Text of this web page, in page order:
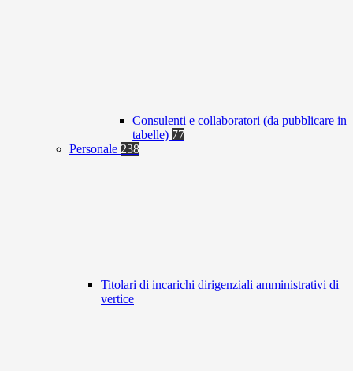
Consulenti e collaboratori (da pubblicare in
tabelle) 77
Personale 238
Titolari di incarichi dirigenziali amministrativi di
vertice